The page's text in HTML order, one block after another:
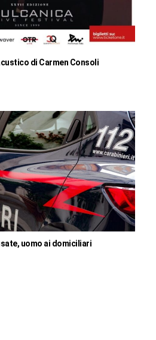
di Carmen Consoli
uomo ai domiciliari